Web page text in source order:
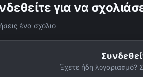
για να
ένα σχόλιο
Έχετε ήδη λογαριασμό?